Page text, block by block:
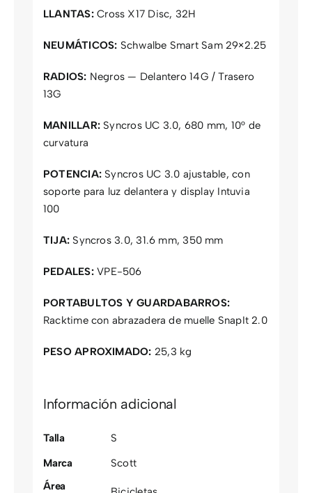
LLANTAS:Cross X17 Disc, 32H
NEUMÁTICOS: Schwalbe Smart Sam 29×2.25
RADIOS: Negros — Delantero 14G / Trasero
13G
MANILLAR: Syncros UC 3.0, 680 mm, 10° de
curvatura
POTENCIA: Syncros UC 3.0 ajustable, con
soporte para luz delantera y display Intuvia
100
TIJA: Syncros 3.0, 31.6 mm, 350 mm
PEDALES:VPE-506
PORTABULTOS Y GUARDABARROS:
Racktime con abrazadera de muelle SnapIt 2.0
PESO APROXIMADO: 25,3 kg
Información adicional
Talla
S
Marca
Scott
Área